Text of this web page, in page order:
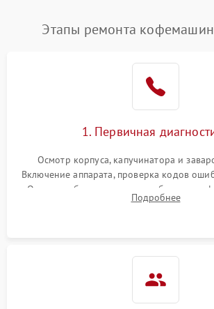
Этапы ремонта
1. Первичная
Осмотр корпуса, капучинатора и
Включение аппарата, проверка кодов
Оценка работы помпы, термоблока и
Измерение температуры и давления
Подробнее